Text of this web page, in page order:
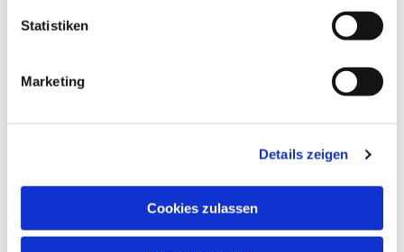
Statistiken
Marketing
Details zeigen
Cookies zulassen